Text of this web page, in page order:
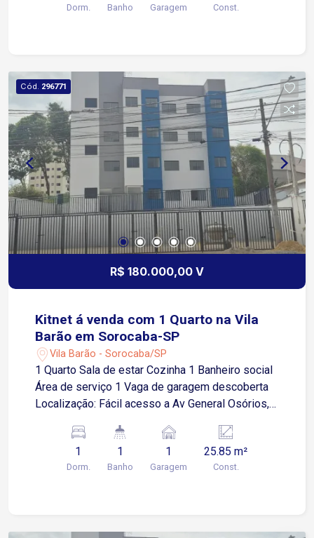
Dorm. Banho Garagem Const.
Cód. 296771
R$ 180.000,00 V
Kitnet á venda com 1 Quarto na Vila
Barão em Sorocaba-SP
Vila Barão - Sorocaba/SP
1 Quarto Sala de estar Cozinha 1 Banheiro social
Área de serviço 1 Vaga de garagem descoberta
Localização: Fácil acesso a Av General Osórios,
comércios em geral.
1
Dorm.
1
Banho
1
Garagem
25.85 m²
Const.